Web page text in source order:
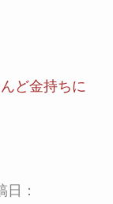
ど金持ちに
日：